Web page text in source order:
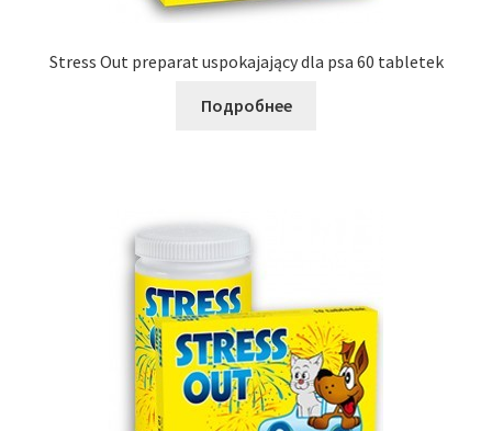
Stress Out preparat uspokajający dla psa 60 tabletek
Подробнее